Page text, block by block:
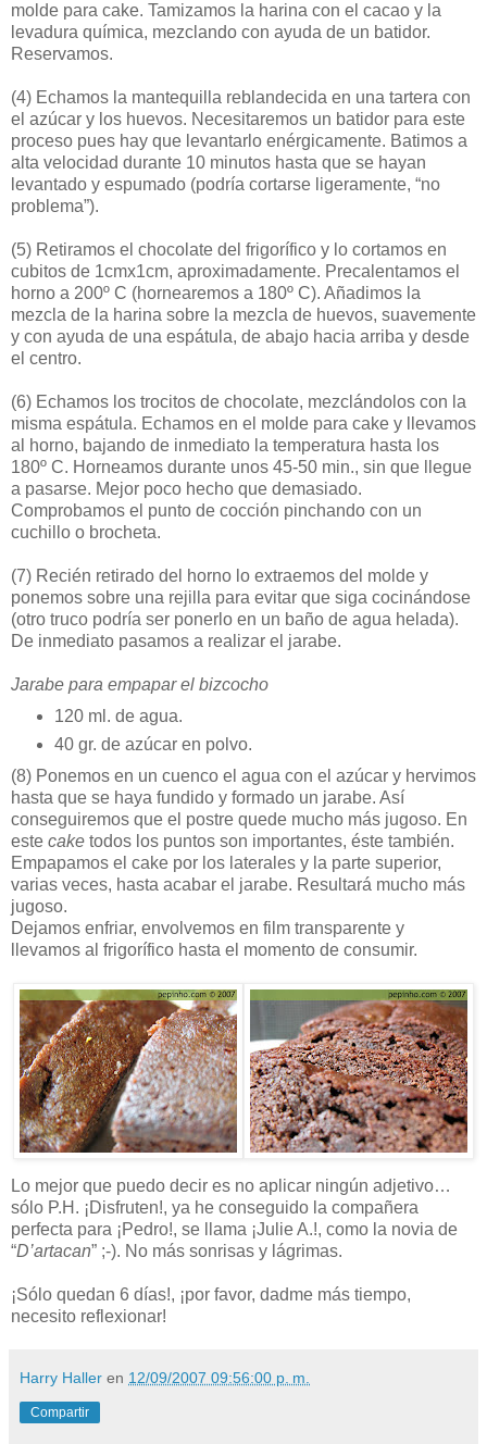
molde para cake. Tamizamos la harina con el cacao y la
levadura química, mezclando con ayuda de un batidor.
Reservamos.
(4) Echamos la mantequilla reblandecida en una tartera con
el azúcar y los huevos. Necesitaremos un batidor para este
proceso pues hay que levantarlo enérgicamente. Batimos a
alta velocidad durante 10 minutos hasta que se hayan
levantado y espumado (podría cortarse ligeramente, “no
problema”).
(5) Retiramos el chocolate del frigorífico y lo cortamos en
cubitos de 1cmx1cm, aproximadamente. Precalentamos el
horno a 200º C (hornearemos a 180º C). Añadimos la
mezcla de la harina sobre la mezcla de huevos, suavemente
y con ayuda de una espátula, de abajo hacia arriba y desde
el centro.
(6) Echamos los trocitos de chocolate, mezclándolos con la
misma espátula. Echamos en el molde para cake y llevamos
al horno, bajando de inmediato la temperatura hasta los
180º C. Horneamos durante unos 45-50 min., sin que llegue
a pasarse. Mejor poco hecho que demasiado.
Comprobamos el punto de cocción pinchando con un
cuchillo o brocheta.
(7) Recién retirado del horno lo extraemos del molde y
ponemos sobre una rejilla para evitar que siga cocinándose
(otro truco podría ser ponerlo en un baño de agua helada).
De inmediato pasamos a realizar el jarabe.
Jarabe para empapar el bizcocho
120 ml. de agua.
40 gr. de azúcar en polvo.
(8) Ponemos en un cuenco el agua con el azúcar y hervimos
hasta que se haya fundido y formado un jarabe. Así
conseguiremos que el postre quede mucho más jugoso. En
este cake todos los puntos son importantes, éste también.
Empapamos el cake por los laterales y la parte superior,
varias veces, hasta acabar el jarabe. Resultará mucho más
jugoso.
Dejamos enfriar, envolvemos en film transparente y
llevamos al frigorífico hasta el momento de consumir.
Lo mejor que puedo decir es no aplicar ningún adjetivo…
sólo P.H. ¡Disfruten!, ya he conseguido la compañera
perfecta para ¡Pedro!, se llama ¡Julie A.!, como la novia de
“D’artacan” ;-). No más sonrisas y lágrimas.
¡Sólo quedan 6 días!, ¡por favor, dadme más tiempo,
necesito reflexionar!
Harry Haller en 12/09/2007 09:56:00 p. m.
Compartir